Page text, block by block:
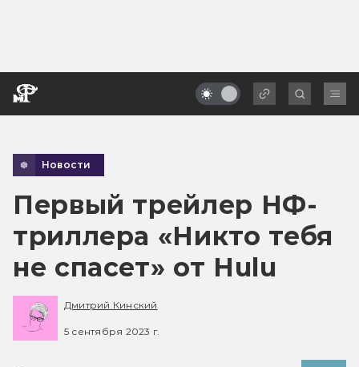
Новости
Первый трейлер НФ-
триллера «Никто тебя
не спасет» от Hulu
Дмитрий Кинский
5 сентября 2023 г.